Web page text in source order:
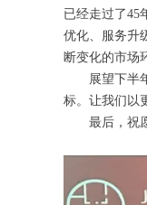
已经走过了45
优化、服务升
断变化的市
展望下半
标。让我们以
最后，祝